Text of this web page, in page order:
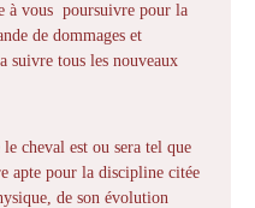
à vous poursuivre pour la
de dommages et
suivre tous les nouveaux
cheval est ou sera tel que
apte pour la discipline citée
de son évolution